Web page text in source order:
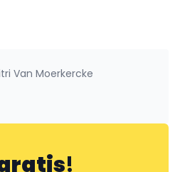
Van Moerkercke
!